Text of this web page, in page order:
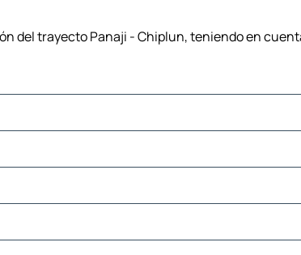
del trayecto Panaji - Chiplun, teniendo en